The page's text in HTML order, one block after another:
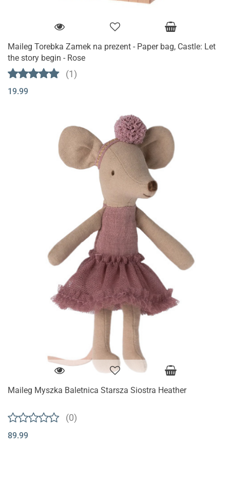
Maileg Torebka Zamek na prezent - Paper bag, Castle: Let
the story begin - Rose
(1)
19.99
Maileg Myszka Baletnica Starsza Siostra Heather
(0)
89.99